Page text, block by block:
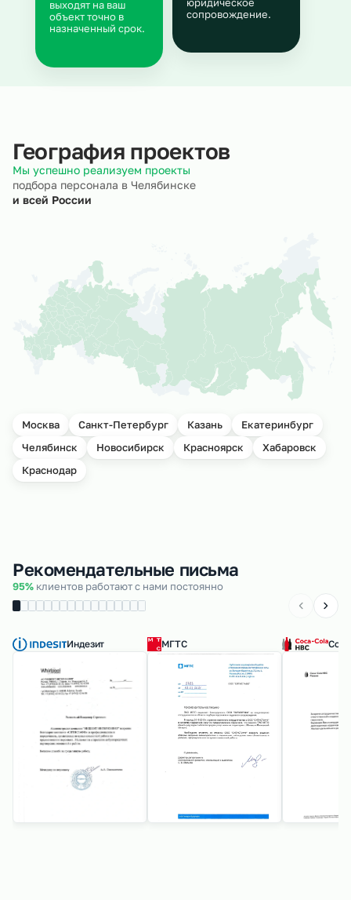
сопровождение.
выходят на ваш
объект точно в
назначенный срок.
География проектов
Мы успешно реализуем проекты
подбора персонала в Челябинске
и всей России
Москва Санкт-Петербург Казань
Екатеринбург
Челябинск
Новосибирск Красноярск
Хабаровск
Краснодар
Рекомендательные письма
95% клиентов работают с нами постоянно
Индезит МГТС